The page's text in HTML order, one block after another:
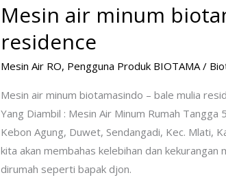
Mesin air minum
residence
Mesin Air RO, Pengguna Produk BIOTAMA/
Mesin air minum biotamasindo – bale mulia
Yang Diambil : Mesin Air Minum Rumah Tangga
Kebon Agung, Duwet, Sendangadi, Kec. Mlati,
kita akan membahas kelebihan dan kekurangan
dirumah seperti bapak djon.
minum
–
bale